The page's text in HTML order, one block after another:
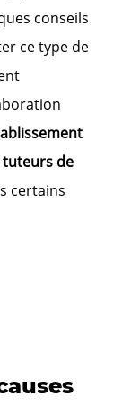
conseils
ce type de
de
certains